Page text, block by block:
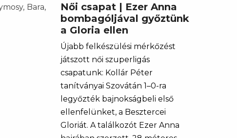
Bara,
Női csapat | Ezer Anna
bombagóljával győztünk
a Gloria ellen
Újabb felkészülési mérkőzést
játszott női szuperligás
csapatunk: Kollár Péter
tanítványai Szovátán 1–0-ra
legyőzték bajnokságbeli első
ellenfelünket, a Besztercei
Gloriát. A találkozót Ezer Anna